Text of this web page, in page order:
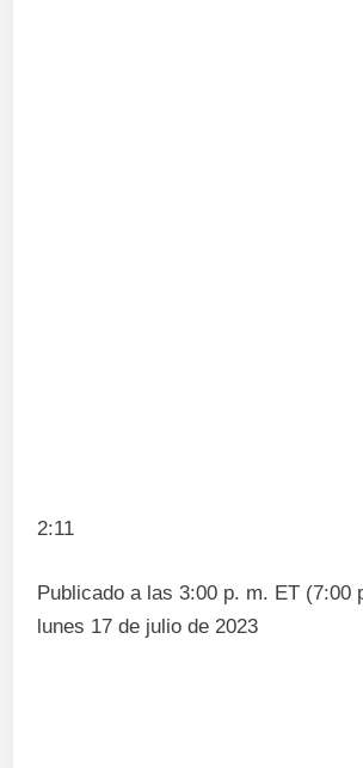
2:11
Publicado a las 3:00 p. m. ET (7:00
lunes 17 de julio de 2023